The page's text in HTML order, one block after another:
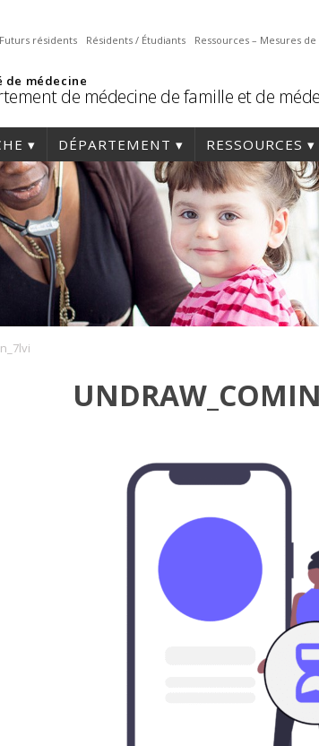
Futurs résidents Résidents / Étudiants Ressources – Mesures
de médecine
de médecine de famille et de
DÉPARTEMENT RESSOURCES